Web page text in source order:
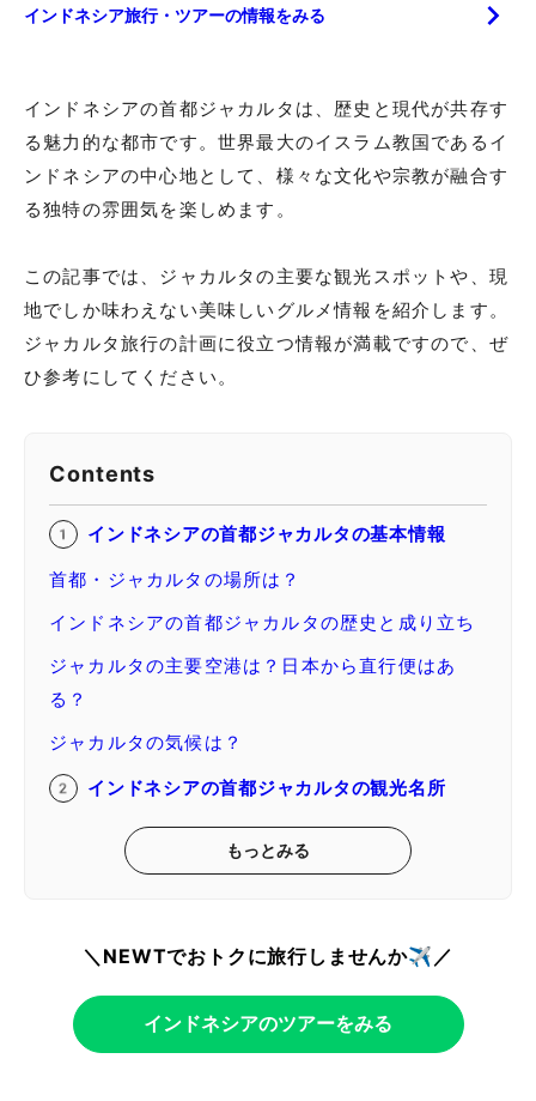
インドネシア旅行・ツアーの情報をみる
インドネシアの首都ジャカルタは、歴史と現代が共存す
る魅力的な都市です。世界最大のイスラム教国であるイ
ンドネシアの中心地として、様々な文化や宗教が融合す
る独特の雰囲気を楽しめます。
この記事では、ジャカルタの主要な観光スポットや、現
地でしか味わえない美味しいグルメ情報を紹介します。
ジャカルタ旅行の計画に役立つ情報が満載ですので、ぜ
ひ参考にしてください。
Contents
インドネシアの首都ジャカルタの基本情報
首都・ジャカルタの場所は？
インドネシアの首都ジャカルタの歴史と成り立ち
ジャカルタの主要空港は？日本から直行便はあ
る？
ジャカルタの気候は？
インドネシアの首都ジャカルタの観光名所
もっとみる
＼NEWTでおトクに旅行しませんか✈️／
インドネシアのツアーをみる